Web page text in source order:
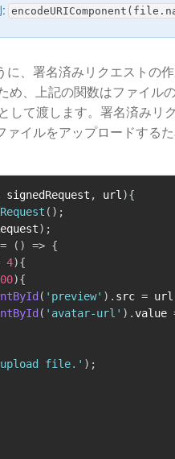
に、署名済みリクエストの
め、上記の関数はファイル
して渡します。署名済みリ
ァイルをアップロードする
signedRequest , url ){
( ) ;
) ;
= ( ) => {
4){
){
( 'preview' ) . src = url
( 'avatar-url' ) .value
upload file.' ) ;